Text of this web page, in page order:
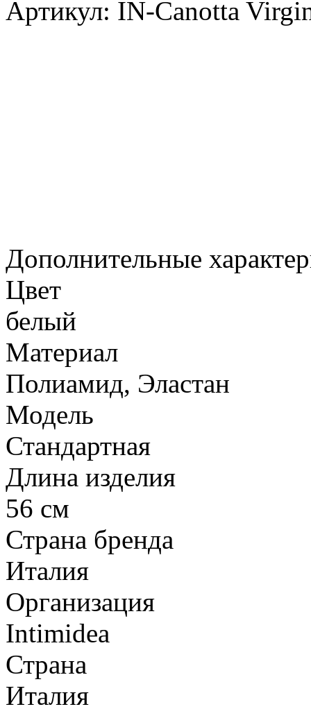
Артикул: IN-Canotta
Дополнительные
Цвет
белый
Материал
Полиамид, Эластан
Модель
Стандартная
Длина изделия
56 см
Страна бренда
Италия
Организация
Intimidea
Страна
Италия